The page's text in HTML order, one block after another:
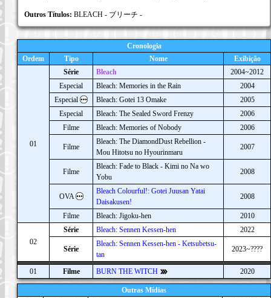
Outros Títulos: BLEACH - ブリーチ -
Cronologia
Ordem
Tipo Nome Exibição
01
Série Bleach
2004~2012
Especial
Bleach: Memories in the Rain
2004
Especial
Bleach: Gotei 13 Omake
2005
Especial
Bleach: The Sealed Sword Frenzy
2006
Filme
Bleach: Memories of Nobody 2006
Filme
Bleach: The DiamondDust Rebellion -
Mou Hitotsu no Hyourinmaru
2007
Filme
Bleach: Fade to Black - Kimi no Na wo
Yobu
2008
OVA
Bleach Colourful!: Gotei Juusan Yatai
Daisakusen!
2008
Filme Bleach: Jigoku-hen 2010
02
Série Bleach: Sennen Kessen-hen 2022
Série
Bleach: Sennen Kessen-hen - Ketsubetsu-
tan
2023~????
01 Filme BURN THE WITCH 2020
Outras Mídias